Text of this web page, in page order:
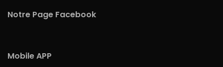
Notre Page Facebook
Mobile APP